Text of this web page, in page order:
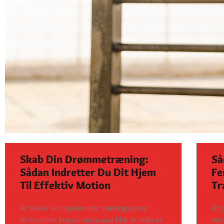
Skab Din Drømmetræning:
Sådan Indretter Du Dit Hjem
Til Effektiv Motion
At skabe en inspirerende træningsplads
derhjemme kræver mere end blot at stille et
At